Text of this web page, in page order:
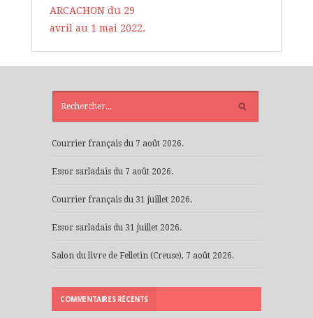
ARCACHON du 29
avril au 1 mai 2022.
Courrier français du 7 août 2026.
Essor sarladais du 7 août 2026.
Courrier français du 31 juillet 2026.
Essor sarladais du 31 juillet 2026.
Salon du livre de Felletin (Creuse), 7 août 2026.
COMMENTAIRES RÉCENTS